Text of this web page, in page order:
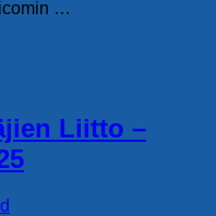
…
Liitto –